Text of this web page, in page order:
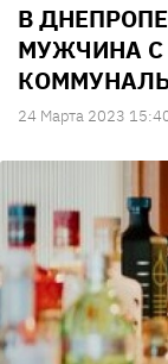
В
МУЖЧИНА С
24 Марта 2023